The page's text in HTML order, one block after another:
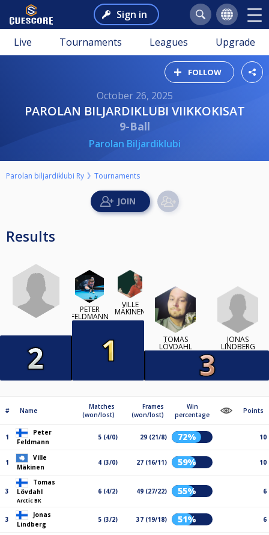
Sign in
Live Tournaments Leagues Upgrade
FOLLOW
October 26, 2025
PAROLAN BILJARDIKLUBI VIIKKOKISAT
9-Ball
Parolan Biljardiklubi
Parolan biljardiklubi Ry Tournaments
Results
PETER
FELDMANN
VILLE
MÄKINEN
TOMAS
LÖVDAHL
JONAS
LINDBERG
# Name
Matches
(won/lost)
Frames
(won/lost)
Win
percentage
Points
1
Peter
Feldmann
5 (4/0) 29 (21/8) 72% 10
1
Ville
Mäkinen
4 (3/0) 27 (16/11) 59% 10
3
Tomas
Lövdahl
Arctic BK
6 (4/2) 49 (27/22) 55% 6
3
Jonas
Lindberg
5 (3/2) 37 (19/18) 51% 6